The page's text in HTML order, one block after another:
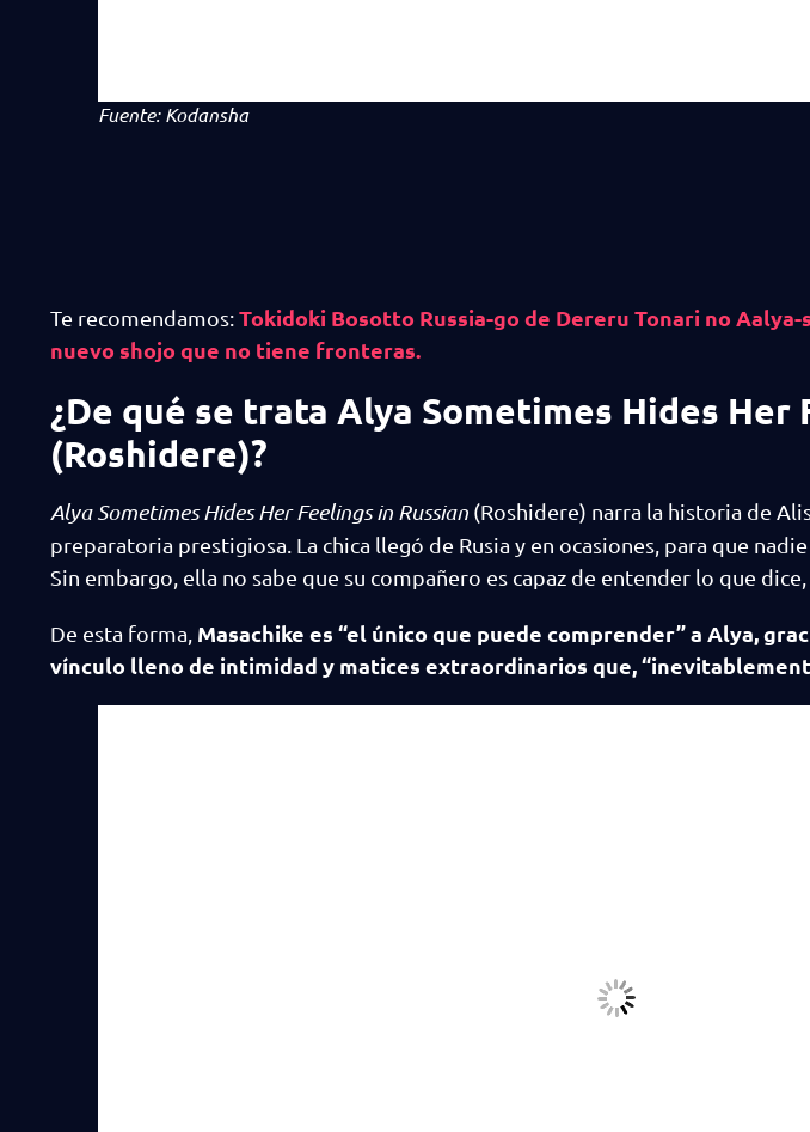
Fuente: Kodansha
Te recomendamos:Tokidoki Bosotto Russia-go de Dereru Tonari no
nuevo shojo que no tiene fronteras.
¿De qué se trata Alya Sometimes Hides Her
(Roshidere)?
Alya Sometimes Hides Her Feelings in Russian (Roshidere) narra la historia de
preparatoria prestigiosa. La chica llegó de Rusia y en ocasiones, para que
Sin embargo, ella no sabe que su compañero es capaz de entender lo que
De esta forma, Masachike es “el único que puede comprender” a Alya,
vínculo lleno de intimidad y matices extraordinarios que,